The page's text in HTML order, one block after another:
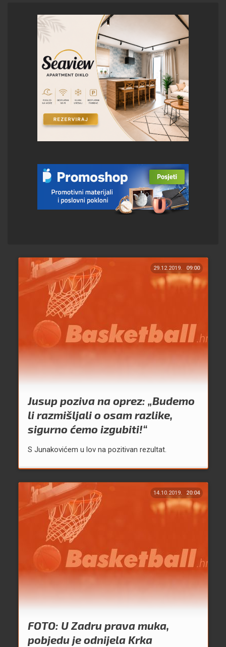
29.12.2019. 09:00
Jusup poziva na oprez: „Budemo
li razmišljali o osam razlike,
sigurno ćemo izgubiti!“
S Junakovićem u lov na pozitivan rezultat.
14.10.2019. 20:04
FOTO: U Zadru prava muka,
pobjedu je odnijela Krka